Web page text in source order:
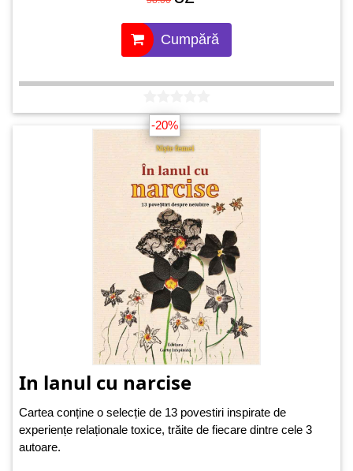
Cumpără
-20%
In lanul cu narcise
Cartea conține o selecție de 13 povestiri inspirate de
experiențe relaționale toxice, trăite de fiecare dintre cele 3
autoare.